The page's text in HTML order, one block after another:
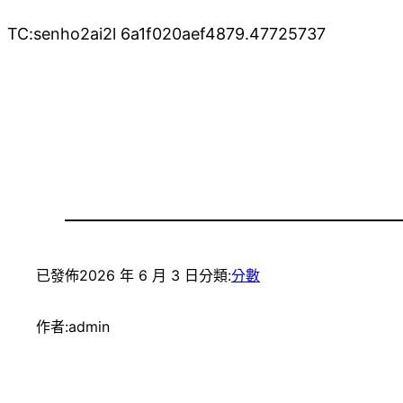
TC:senho2ai2l 6a1f020aef4879.47725737
已發佈2026 年 6 月 3 日分類:分數
作者:admin